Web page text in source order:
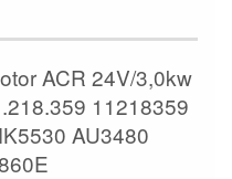
ACR 24V/3,0kw
11218359
AU3480